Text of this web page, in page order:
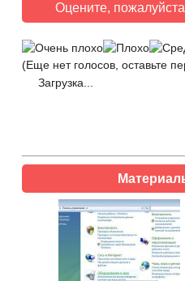
Оцените,
(Еще нет голосов, оставьте
Загрузка...